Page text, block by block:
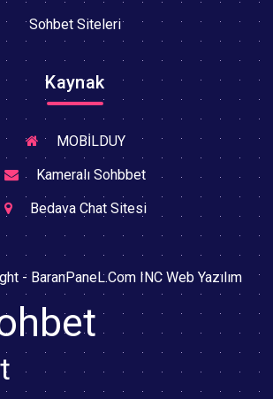
Sohbet Siteleri
Kaynak
MOBİLDUY
Kameralı Sohbbet
Bedava Chat Sitesi
- BaranPaneL.Com INC Web Yazılım